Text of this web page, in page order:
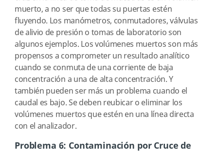
muerto, a no ser que todas su puertas estén
fluyendo. Los manómetros, conmutadores, válvulas
de alivio de presión o tomas de laboratorio son
algunos ejemplos. Los volúmenes muertos son más
propensos a comprometer un resultado analítico
cuando se conmuta de una corriente de baja
concentración a una de alta concentración. Y
también pueden ser más un problema cuando el
caudal es bajo. Se deben reubicar o eliminar los
volúmenes muertos que estén en una línea directa
con el analizador.
Problema 6: Contaminación por Cruce de